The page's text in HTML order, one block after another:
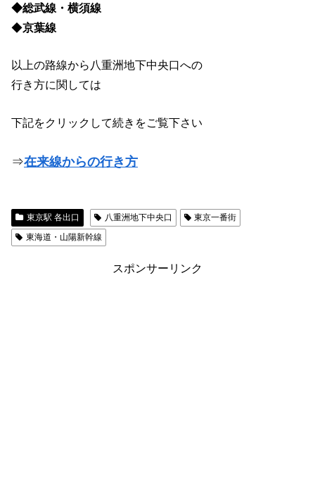
◆総武線・横須線
◆京葉線
以上の路線から八重洲地下中央口への
行き方に関しては
下記をクリックして続きをご覧下さい
⇒在来線からの行き方
東京駅 各出口 八重洲地下中央口
東京一番街
東海道・山陽新幹線
スポンサーリンク